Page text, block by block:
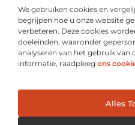
We gebruiken cookies en
begrijpen hoe u onze website
verbeteren. Deze cookies
doeleinden, waaronder
analyseren van het gebruik van
informatie, raadpleeg ons
Alles
Onze informatie